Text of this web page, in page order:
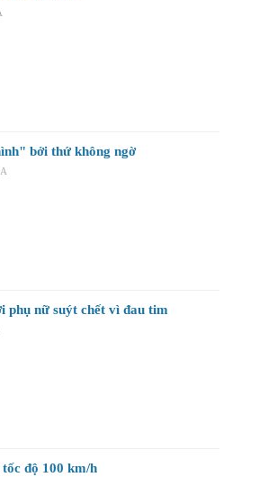
bởi thứ không ngờ
phụ nữ suýt chết vì đau tim
độ 100 km/h